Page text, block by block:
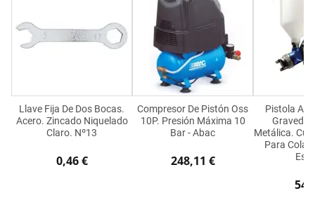
Llave Fija De Dos Bocas.
Acero. Zincado Niquelado
Claro. Nº13
0,46 €
Compresor De Pistón Oss
10P. Presión Máxima 10
Bar - Abac
248,11 €
Pistola
Metálica.
Para